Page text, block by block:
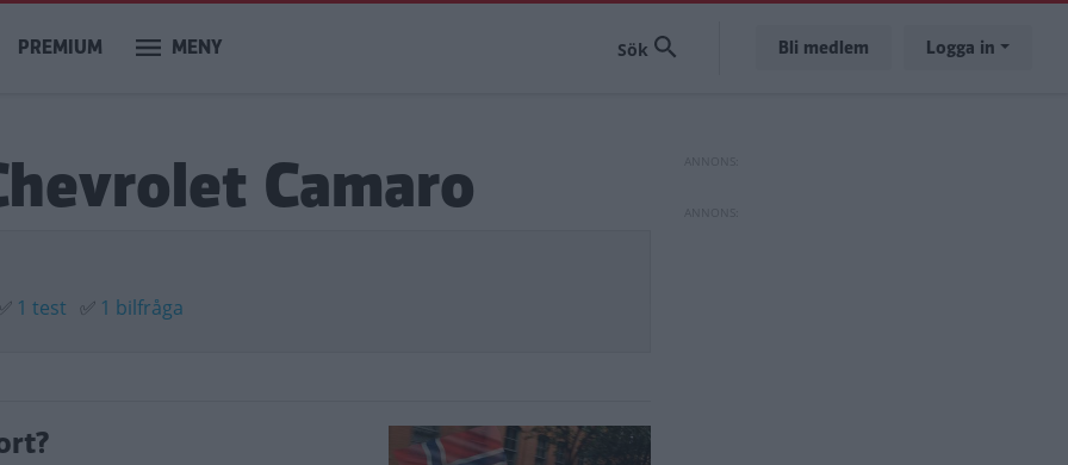
PREMIUM MENY Bli medlem Logga in
Camaro
1 test ✅ 1 bilfråga